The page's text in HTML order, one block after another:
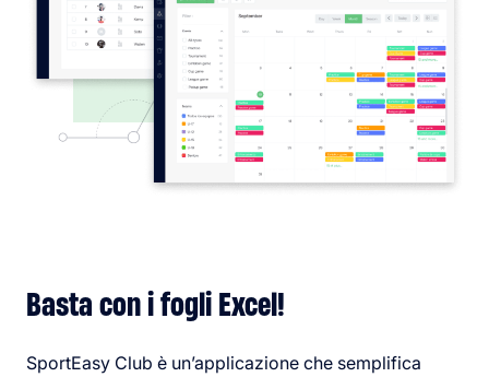
Basta con i fogli Excel!
SportEasy Club è un’applicazione che semplifica